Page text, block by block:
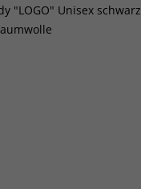
"LOGO" Unisex schwarz